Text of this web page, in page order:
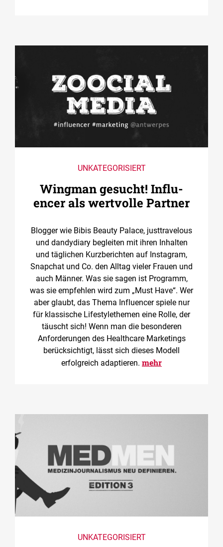
UNKATEGORISIERT
Wingman gesucht! ­Influ­
encer als wertvolle Partner
Blogger wie Bibis Beauty Palace, justtravelous
und dandydiary begleiten mit ihren Inhalten
und täglichen Kurzberichten auf Instagram,
Snapchat und Co. den Alltag vieler Frauen und
auch Männer. Was sie sagen ist Programm,
was sie empfehlen wird zum „Must Have“. Wer
aber glaubt, das Thema Influencer spiele nur
für klassische Lifestylethemen eine Rolle, der
täuscht sich! Wenn man die besonderen
Anforderungen des Healthcare Marketings
berücksichtigt, lässt sich dieses Modell
erfolgreich adaptieren. mehr
UNKATEGORISIERT